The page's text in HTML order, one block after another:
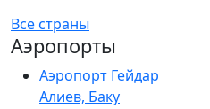
Все страны
Аэропорты
Аэропорт Гейдар
Алиев, Баку